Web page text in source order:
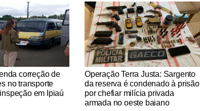
correção de
no transporte
em Ipiaú
Notícias Católicas
Operação Terra Justa: Sargento
da reserva é condenado à prisão
por chefiar milícia privada
armada no oeste baiano